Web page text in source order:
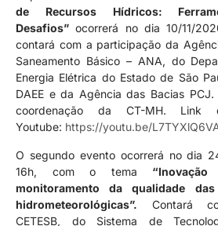
de Recursos Hídricos:
Desafios” ocorrerá no dia 10/11/
contará com a participação da
Saneamento Básico – ANA, do
Energia Elétrica do Estado de São
DAEE e da Agência das Bacias
coordenação da CT-MH. Link
Youtube: https://youtu.be/
O segundo evento ocorrerá no dia
16h, com o tema
monitoramento da qualidade
hidrometeorológicas”. Contará
CETESB, do Sistema de